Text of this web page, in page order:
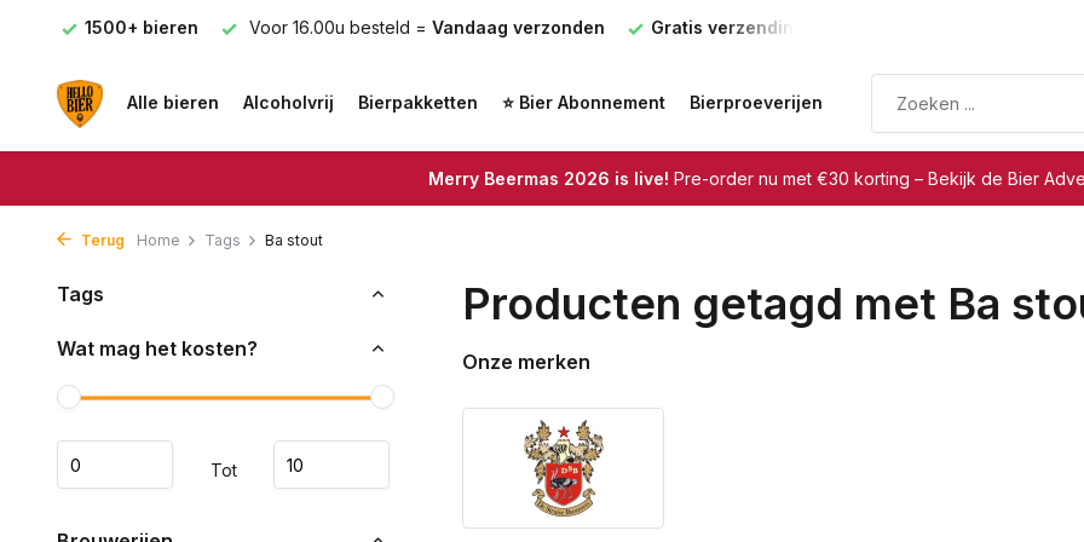
1500+ bieren Voor 16.00u besteld = Vandaag verzonden Gratis verzending
Alle bieren Alcoholvrij Bierpakketten ⭐ Bier Abonnement Bierproeverijen
Merry Beermas 2026 is live! Pre-order nu met €30 korting – Bekijk de Bier
Terug Home Tags Ba stout
Tags
Wat mag het kosten?
Tot
Producten getagd met Ba
Onze merken